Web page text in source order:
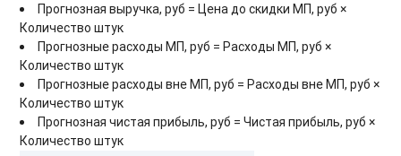
Прогнозная выручка, руб = Цена до скидки МП, руб ×
Количество штук
Прогнозные расходы МП, руб = Расходы МП, руб ×
Количество штук
Прогнозные расходы вне МП, руб = Расходы вне МП, руб ×
Количество штук
Прогнозная чистая прибыль, руб = Чистая прибыль, руб ×
Количество штук